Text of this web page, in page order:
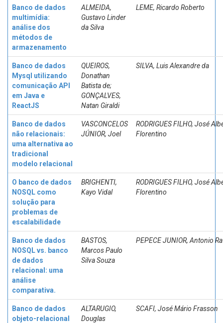
Banco de dados
multimídia:
análise dos
métodos de
armazenamento
ALMEIDA,
Gustavo Linder
da Silva
LEME, Ricardo Roberto
Banco de dados
Mysql utilizando
comunicação API
em Java e
ReactJS
QUEIROS,
Donathan
Batista de;
GONÇALVES,
Natan Giraldi
SILVA, Luis Alexandre da
Banco de dados
não relacionais:
uma alternativa ao
tradicional
modelo relacional
VASCONCELOS
JÚNIOR, Joel
RODRIGUES FILHO, José
Florentino
O banco de dados
NOSQL como
solução para
problemas de
escalabilidade
BRIGHENTI,
Kayo Vidal
RODRIGUES FILHO, José
Florentino
Banco de dados
NOSQL vs. banco
de dados
relacional: uma
análise
comparativa.
BASTOS,
Marcos Paulo
Silva Souza
PEPECE JUNIOR, Antonio
Banco de dados
objeto-relacional
ALTARUGIO,
Douglas
SCAFI, José Mário Frasson